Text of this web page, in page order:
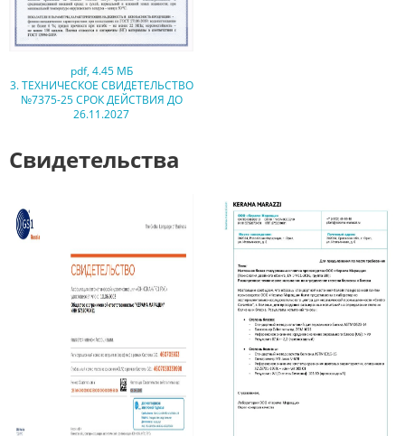
pdf, 4.45 МБ
3. ТЕХНИЧЕСКОЕ СВИДЕТЕЛЬСТВО
№7375-25 СРОК ДЕЙСТВИЯ ДО
26.11.2027
Свидетельства